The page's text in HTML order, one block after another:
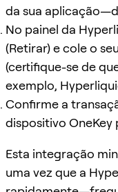
da sua
No painel da
(Retirar) e cole o
(certifique-se de
exemplo,
Confirme a
dispositivo OneKey
Esta integração
uma vez que a